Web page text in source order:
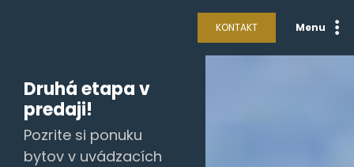
KONTAKT Menu
Druhá etapa v
predaji!
Pozrite si ponuku
bytov v uvádzacích